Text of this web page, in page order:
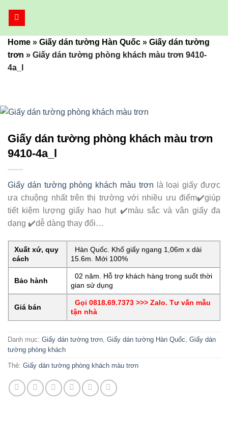
dungHome » Giấy dán tường Hàn Quốc » Giấy dán tường
trơn » Giấy dán tường phòng khách màu trơn 9410-
4a_l
Giấy dán tường phòng khách màu trơn
9410-4a_l
Giấy dán tường phòng khách màu trơn là loại giấy được
ưa chuộng nhất trên thị trường với nhiều ưu điểm✔️giúp
tiết kiệm lượng giấy hao hụt ✔️màu sắc và vân giấy đa
dạng ✔️dễ dàng thay đổi…
Xuất xứ, quy
cách
Hàn Quốc. Khổ giấy ngang 1,06m x dài
15.6m. Mới 100%
Bảo hành
02 năm. Hỗ trợ khách hàng trong suốt thời
gian sử dụng
Giá bán
Gọi 0818.69.7373 >>> Zalo. Tư vấn mẫu
tận nhà
Danh mục: Giấy dán tường trơn Giấy dán tường Hàn Quốc Giấy dán
tường phòng khách
Thẻ: Giấy dán tường phòng khách màu trơn